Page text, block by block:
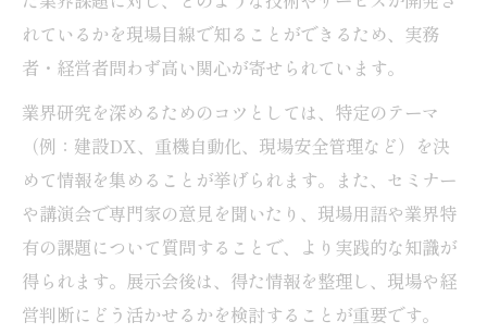
土木業界で強みを持つ企業の展示傾向を分
析
土木展示会が企業比較と強化分野把握に有
効な理由
効率よく情報収集する展示会の具体的コツ
土木展示会で効率的に情報収集する時間配
分術
土木分野の重要ポイントを展示会で見逃さ
ない方法
れているかを現場目線で知ることができるため、実務
者・経営者問わず高い関心が寄せられています。
業界研究を深めるためのコツとしては、特定のテーマ
（例：建設DX、重機自動化、現場安全管理など）を決
めて情報を集めることが挙げられます。また、セミナー
や講演会で専門家の意見を聞いたり、現場用語や業界特
有の課題について質問することで、より実践的な知識が
得られます。展示会後は、得た情報を整理し、現場や経
営判断にどう活かせるかを検討することが重要です。